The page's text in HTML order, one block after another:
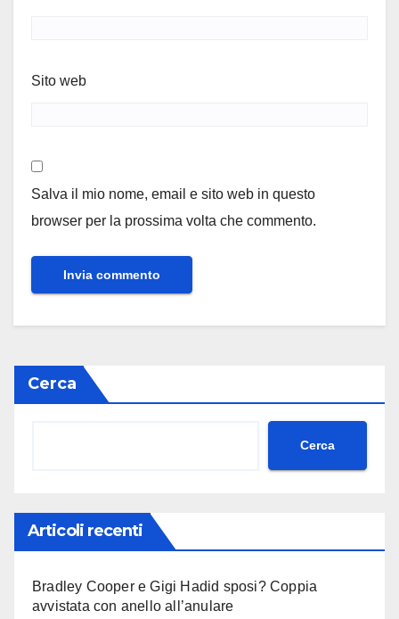
Sito web
Salva il mio nome, email e sito web in questo
browser per la prossima volta che commento.
Cerca
Cerca
Articoli recenti
Bradley Cooper e Gigi Hadid sposi? Coppia
avvistata con anello all’anulare